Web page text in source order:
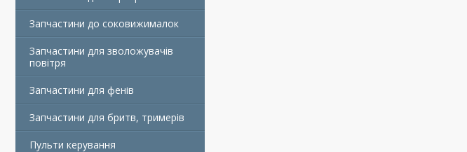
Запчастини до соковижималок
Запчастини для зволожувачів
повітря
Запчастини для фенів
Запчастини для бритв, тримерів
Пульти керування